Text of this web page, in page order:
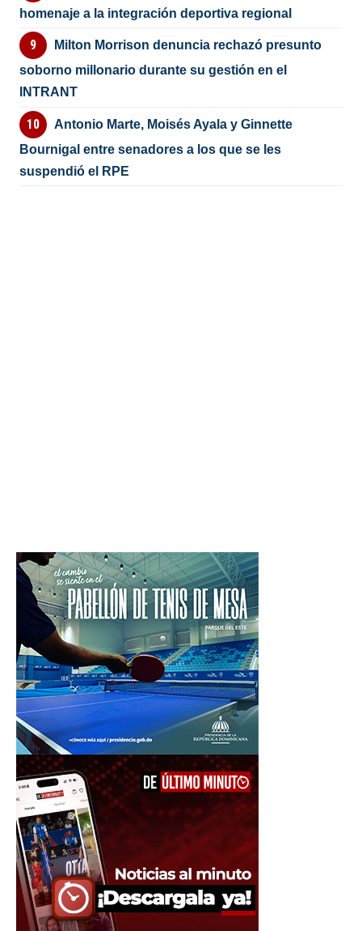
homenaje a la integración deportiva regional
Milton Morrison denuncia rechazó presunto
soborno millonario durante su gestión en el
INTRANT
Antonio Marte, Moisés Ayala y Ginnette
Bournigal entre senadores a los que se les
suspendió el RPE